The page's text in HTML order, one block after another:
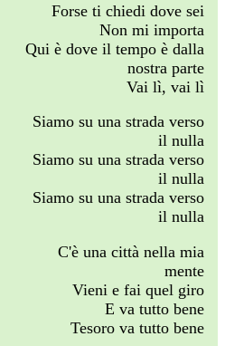
Forse ti chiedi dove sei
Non mi importa
Qui è dove il tempo è dalla
nostra parte
Vai lì, vai lì
Siamo su una strada verso
il nulla
Siamo su una strada verso
il nulla
Siamo su una strada verso
il nulla
C'è una città nella mia
mente
Vieni e fai quel giro
E va tutto bene
Tesoro va tutto bene